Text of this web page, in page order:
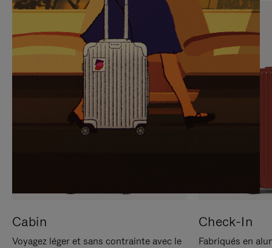
SUR
POUR
METTRE
PAUSE
VEUILLEZ
CLIQUER
POUR
RÉACTIVER
LE
SON
Cabin
Voyagez léger et sans contrainte avec le
Check-In
Fabriqués en